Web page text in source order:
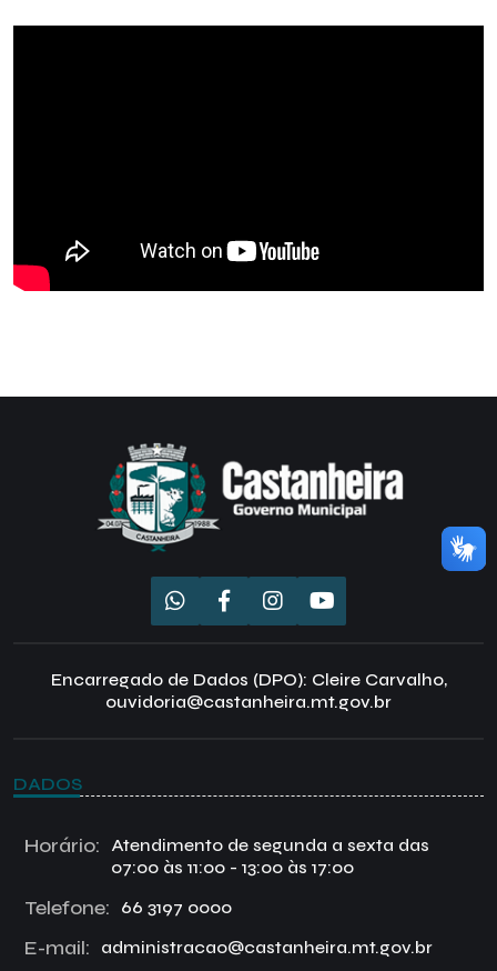
Encarregado de Dados (DPO): Cleire Carvalho,
ouvidoria@castanheira.mt.gov.br
DADOS
Horário:
Atendimento de segunda a sexta das
07:00 às 11:00 - 13:00 às 17:00
Telefone: 66 3197 0000
E-mail: administracao@castanheira.mt.gov.br